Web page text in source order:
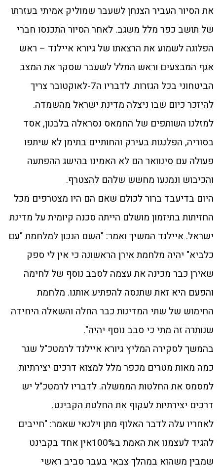
את הסיור העביר הצנחן לשעבר שמוליק אמיתי בעזרתו
של תושב כפר מלל משגב. לאחר הסיור התכנסו חברי
הפלוגה לשמוע את הרצאתו של גיורא איילנד – ראש
אגף המבצעים וראש המלל לשעבר שסקר את המצב
הביטחוני בכל הגזרות. לדבריו ה7-לאוקטובר צריך
להיזכר כיום שבו ניצלה מדינת ישראל מהשמדה.
למזלנו השותפים של החמאס נסראלה בלבנון, אסד
בסוריה, הפלנגות בעירק והחותיים בתימן לא שיתפו
פעולה עם סינוואר הם לא האמינו בהישג ההפתעה
והכיבוש ונמנעו מחשש שלהם להצטרף.
היום בדיעבד ברור לכולם שאם הם היו מצטרפים מכל
החזיתות בתיזמון מושלם הייתה סכנה קיומית על מדינת
ישראל. איילנד המשיך ואמר: "השם הנכון למלחמת "עם
כלביא" יהיה מלחמת אירן הראשונה כי אין לי ספק
שאירן כבר מכינה את עצמה לסבב נוסף של לחימה
והפעם היא זאת שתנסה להפתיע אותנו. מלחמת
החימוש של שתי המדינות כבר החלה והשאלה היחידה
שנותרה זה מתי כי סבב נוסף יהיה".
בהמשך לסקירה המליץ גיורא איילנד לרמטכ"ל שגר
כמה מאות מטרים מכפר מלל למצוא דרכים יצירתיות
למסמס את החלטות הממשלה. לדבריו לרמטכ"ל יש
דרכים יצירתיות לעקוף את החלטת הקבינט.
לאחריו עלה לדבר האלוף מתן וילנאי שאמר: "חייבים
להגיד לעצמנו את האמת ב100%אין אחד בקבינט
שמבין משהוא במהלך צבאי בעבר סביב ראשי